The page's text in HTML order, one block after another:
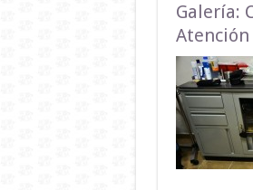
Galería:
Atención